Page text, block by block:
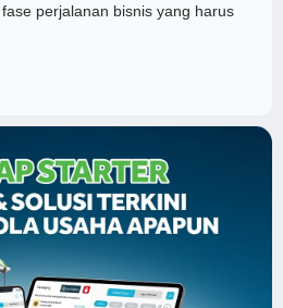
perjalanan bisnis yang harus